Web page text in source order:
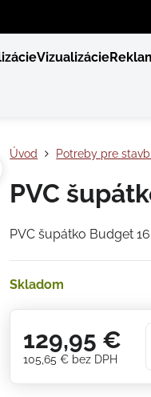
Vizualizácie
Úvod Potreby pre
PVC
PVC šupátko Budget
Skladom
129,95 €
105,65 € bez DPH